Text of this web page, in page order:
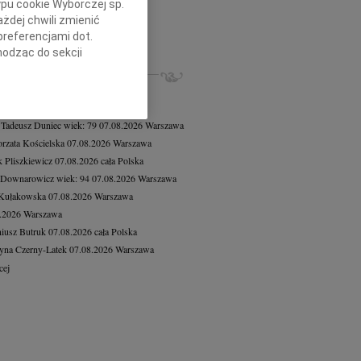
Radom
Dariuszowi Piątkowi Dyrektorowi...
Duniecwiek: 7907.08.2026Warszawa
Kościelska07.08.2026Warszawa
Pliszkiewicz07.08.2026cała Polska
wiek: 9407.08.2026Warszawa
07.08.2026Warszawa
Warszawa
Butruk 07.08.2026cała Polska
Czerny-Latek 07.08.2026Warszawa
cookie Wyborczej sp.
chwili zmienić
dot.
do sekcji
przeglądarki.
identyfikacji.
pomiar reklam i